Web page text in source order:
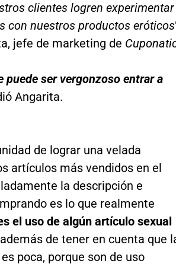
clientes logren
con nuestros productos eróticos
jefe de marketing de
puede ser vergonzoso entrar a
Angarita.
de lograr una velada
artículos más vendidos en el
la descripción e
es lo que realmente
el uso de algún artículo sexual
de tener en cuenta que
poca, porque son de uso